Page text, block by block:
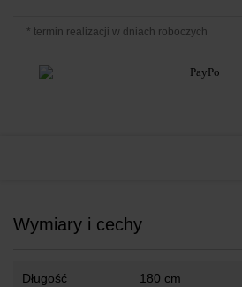
* termin realizacji w dniach roboczych
Wymiary i cechy
Długość 180 cm